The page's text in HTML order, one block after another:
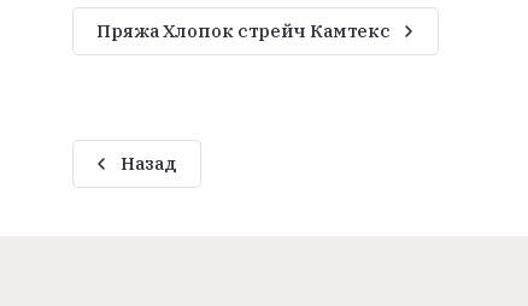
Пряжа Хлопок стрейч Камтекс
Назад